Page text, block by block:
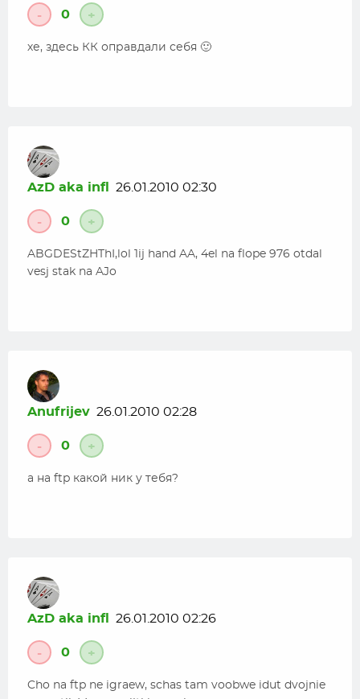
- 0 +
хе, здесь КК оправдали себя 🙂
AzD aka infl 26.01.2010 02:30
- 0 +
ABGDEStZHThI,lol 1ij hand AA, 4el na flope 976 otdal
vesj stak na AJo
Anufrijev 26.01.2010 02:28
- 0 +
а на ftp какой ник у тебя?
AzD aka infl 26.01.2010 02:26
- 0 +
Cho na ftp ne igraew, schas tam voobwe idut dvojnie